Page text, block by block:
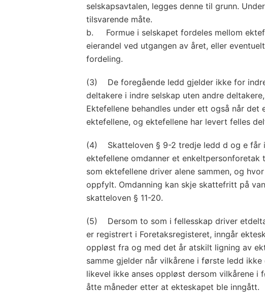
selskapsavtalen, legges denne til grunn.
tilsvarende måte.
b. Formue i selskapet fordeles mellom
eierandel ved utgangen av året, eller
fordeling.
(3) De foregående ledd gjelder ikke for
deltakere i indre selskap uten andre
Ektefellene behandles under ett også når det
ektefellene, og ektefellene har levert felles
(4) Skatteloven § 9-2 tredje ledd d og e får
ektefellene omdanner et enkeltpersonforetak
som ektefellene driver alene sammen, og
oppfylt. Omdanning kan skje skattefritt på
skatteloven § 11-20.
(5) Dersom to som i fellesskap driver
er registrert i Foretaksregisteret, inngår
oppløst fra og med det år atskilt ligning av
samme gjelder når vilkårene i første ledd
likevel ikke anses oppløst dersom vilkårene i
åtte måneder etter at ekteskapet ble inngått.